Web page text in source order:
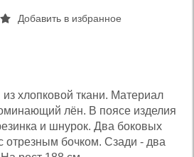
Добавить в избранное
хлопковой ткани. Материал
лён. В поясе изделия
и шнурок. Два боковых
отрезным бочком. Сзади - два